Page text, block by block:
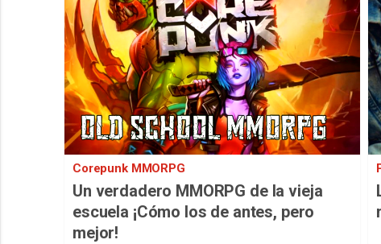
Corepunk MMORPG
Un verdadero MMORPG de la vieja
escuela ¡Cómo los de antes, pero
mejor!